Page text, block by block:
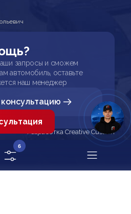
запросы и сможем
автомобиль, оставьте
наш менеджер
Разработка Creative Custom
6